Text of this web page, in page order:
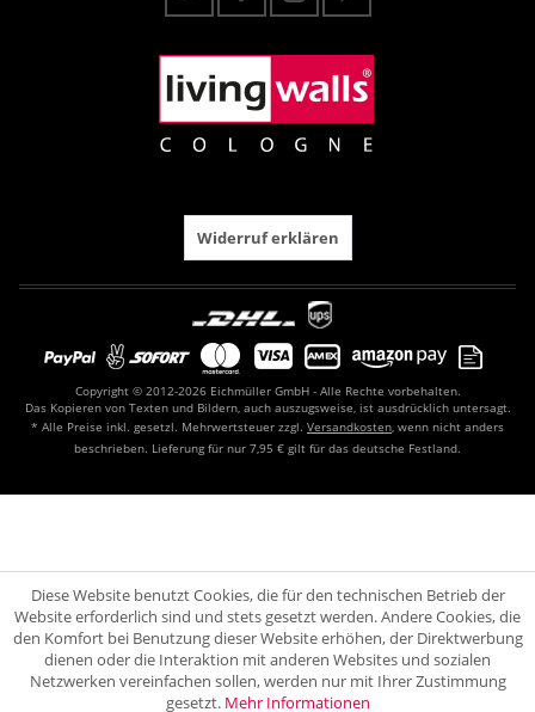
Widerruf erklären
Copyright © 2012-2026 Eichmüller GmbH - Alle Rechte vorbehalten.
Das Kopieren von Texten und Bildern, auch auszugsweise, ist ausdrücklich untersagt.
* Alle Preise inkl. gesetzl. Mehrwertsteuer zzgl. Versandkosten , wenn nicht anders
beschrieben. Lieferung für nur 7,95 € gilt für das deutsche Festland.
Diese Website benutzt Cookies, die für den technischen Betrieb der
Website erforderlich sind und stets gesetzt werden. Andere Cookies, die
den Komfort bei Benutzung dieser Website erhöhen, der Direktwerbung
dienen oder die Interaktion mit anderen Websites und sozialen
Netzwerken vereinfachen sollen, werden nur mit Ihrer Zustimmung
gesetzt. Mehr Informationen